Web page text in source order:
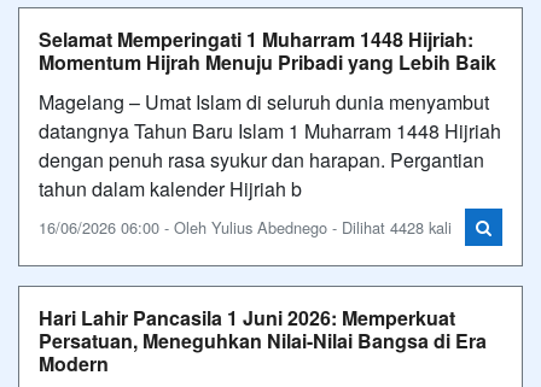
Selamat Memperingati 1 Muharram 1448 Hijriah:
Momentum Hijrah Menuju Pribadi yang Lebih Baik
Magelang – Umat Islam di seluruh dunia menyambut
datangnya Tahun Baru Islam 1 Muharram 1448 Hijriah
dengan penuh rasa syukur dan harapan. Pergantian
tahun dalam kalender Hijriah b
16/06/2026 06:00 - Oleh Yulius Abednego - Dilihat 4428 kali
Hari Lahir Pancasila 1 Juni 2026: Memperkuat
Persatuan, Meneguhkan Nilai-Nilai Bangsa di Era
Modern